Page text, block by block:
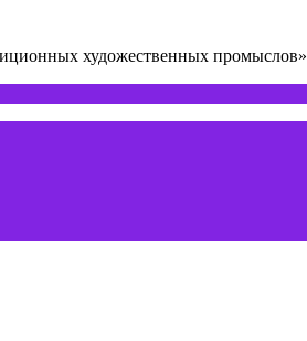
художественных промыслов»